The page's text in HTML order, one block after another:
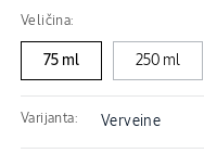
Veličina:
75 ml 250 ml
Varijanta: